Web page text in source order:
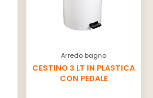
Arredo bagno
CESTINO 3 LT IN PLASTICA
CON PEDALE